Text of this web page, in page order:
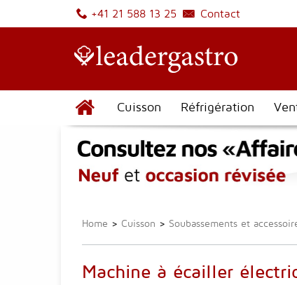
+41 21 588 13 25 Contact
Cuisson Réfrigération
Home > Cuisson > Soubassements et
Machine à écailler